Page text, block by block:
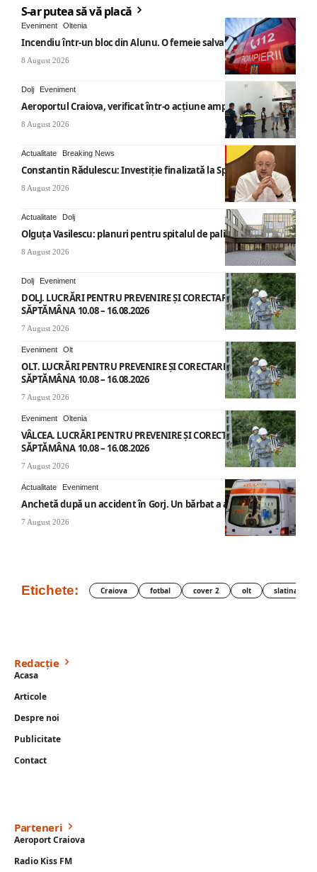
S-ar putea să vă placă
Eveniment Oltenia
Incendiu într-un bloc din Alunu. O femeie salvată
8 August 2026
Dolj Eveniment
Aeroportul Craiova, verificat într-o acțiune amplă
8 August 2026
Actualitate Breaking News
Constantin Rădulescu: Investiție finalizată la Spitalul Mihăești
8 August 2026
Actualitate Dolj
Olguța Vasilescu: planuri pentru spitalul de paliație
8 August 2026
Dolj Eveniment
DOLJ. LUCRĂRI PENTRU PREVENIRE ȘI CORECTARE AVARII –
SĂPTĂMÂNA 10.08 – 16.08.2026
7 August 2026
Eveniment Olt
OLT. LUCRĂRI PENTRU PREVENIRE ȘI CORECTARE AVARII –
SĂPTĂMÂNA 10.08 – 16.08.2026
7 August 2026
Eveniment Oltenia
VÂLCEA. LUCRĂRI PENTRU PREVENIRE ȘI CORECTARE AVARII –
SĂPTĂMÂNA 10.08 – 16.08.2026
7 August 2026
Actualitate Eveniment
Anchetă după un accident în Gorj. Un bărbat a ajuns la spital
7 August 2026
Etichete: Craiova fotbal cover 2 olt slatina
Redacție
Acasa
Articole
Despre noi
Publicitate
Contact
Parteneri
Aeroport Craiova
Radio Kiss FM